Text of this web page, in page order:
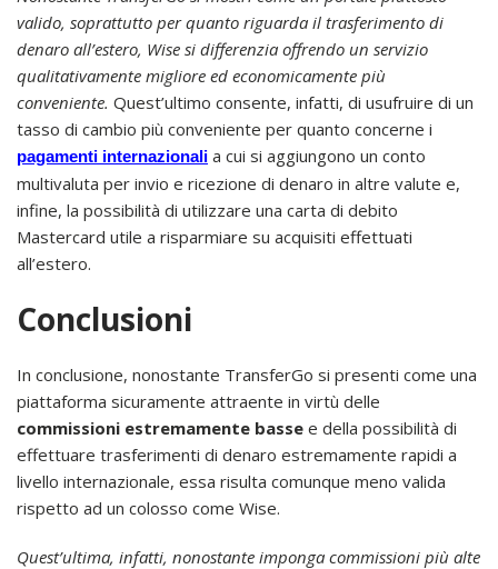
valido, soprattutto per quanto riguarda il trasferimento di
denaro all’estero, Wise si differenzia offrendo un servizio
qualitativamente migliore ed economicamente più
conveniente. Quest’ultimo consente, infatti, di usufruire di un
tasso di cambio più conveniente per quanto concerne i
pagamenti internazionali a cui si aggiungono un conto
multivaluta per invio e ricezione di denaro in altre valute e,
infine, la possibilità di utilizzare una carta di debito
Mastercard utile a risparmiare su acquisiti effettuati
all’estero.
Conclusioni
In conclusione, nonostante TransferGo si presenti come una
piattaforma sicuramente attraente in virtù delle
commissioni estremamente basse e della possibilità di
effettuare trasferimenti di denaro estremamente rapidi a
livello internazionale, essa risulta comunque meno valida
rispetto ad un colosso come Wise.
Quest’ultima, infatti, nonostante imponga commissioni più alte